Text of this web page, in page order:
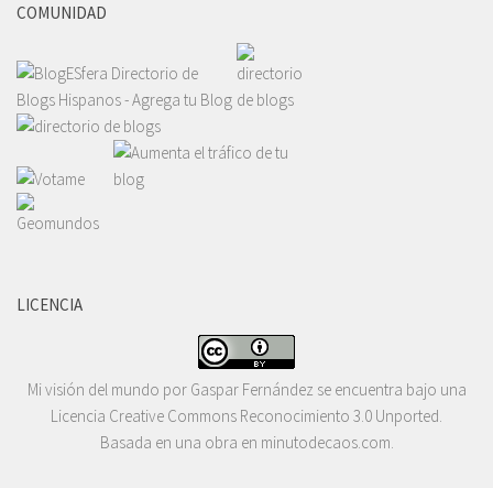
COMUNIDAD
LICENCIA
Mi visión del mundo por Gaspar Fernández se encuentra bajo una
Licencia Creative Commons Reconocimiento 3.0 Unported
Basada en una obra en minutodecaos.com